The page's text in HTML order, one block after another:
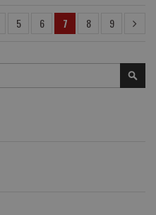
5 6 7 8 9